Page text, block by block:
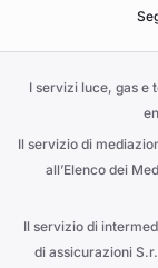
I servizi luce, gas e
Il servizio di
all’Elenco dei
Il servizio di
di assicurazioni